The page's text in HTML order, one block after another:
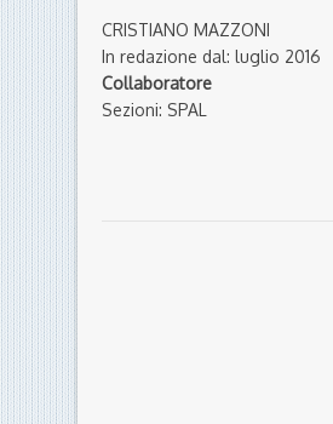
CRISTIANO MAZZONI
In redazione dal: luglio 2016
Collaboratore
Sezioni: SPAL